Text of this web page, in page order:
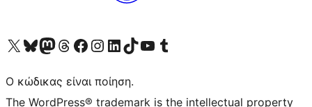
Visit our X (formerly Twitter) account
Visit our Bluesky account
Επισκεφθείτε τον λογαριασμό μας στο Mastodon
Visit our Threads account
Επισκεφτείτε τη σελίδα μας στο Facebook
Επισκεφθείτε τον λογαριασμό μας Instagram
Επισκεφθείτε τον λογαριασμό μας LinkedIn
Visit our TikTok account
Visit our YouTube channel
Visit our Tumblr account
Ο κώδικας είναι ποίηση.
The WordPress® trademark is the intellectual property